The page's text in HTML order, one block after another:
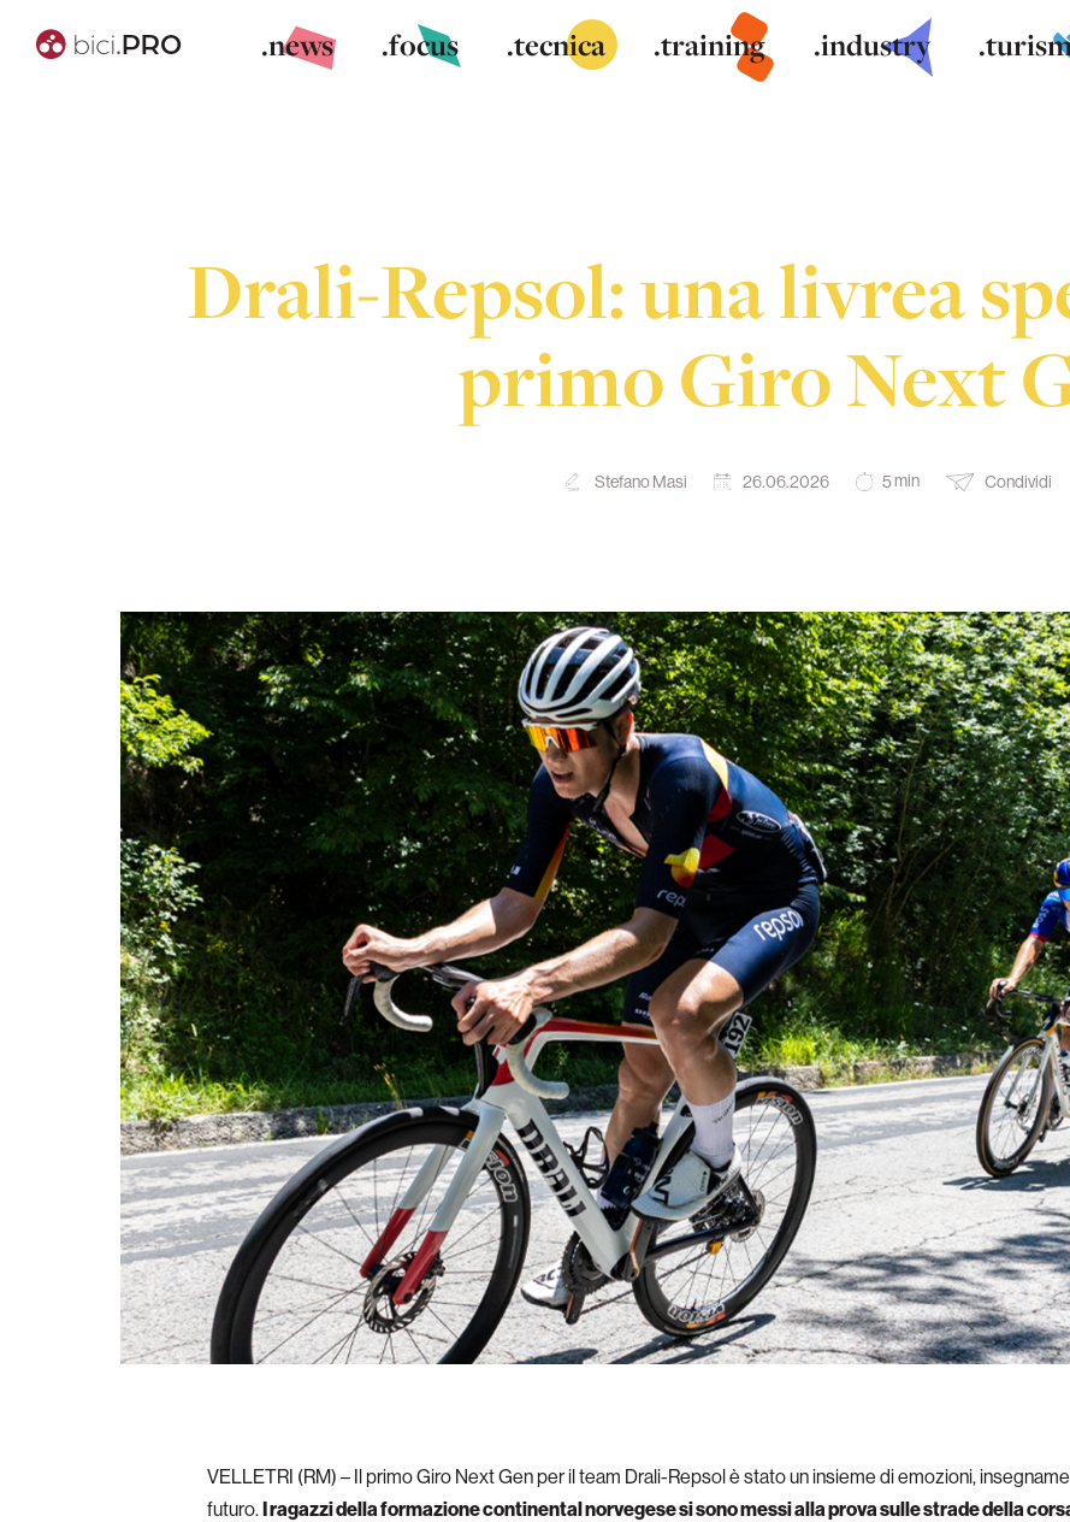
.news .focus .tecnica .training .industry
Drali-Repsol: una livrea
primo Giro Next
Stefano Masi 26.06.2026 5min Condividi
VELLETRI (RM) – Il primo Giro Next Gen per il team Drali-Repsol è stato un insieme di emozioni,
futuro.I ragazzi della formazione continental norvegese si sono messi alla prova sulle strade della